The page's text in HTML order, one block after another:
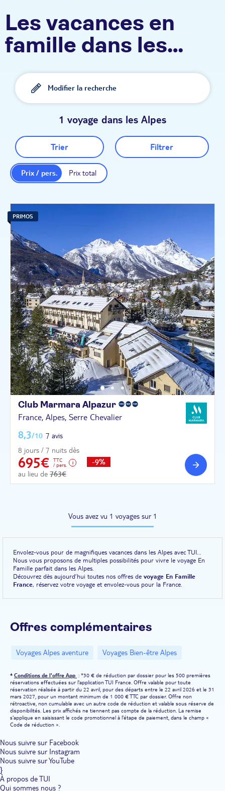
Les vacances en
famille dans les
Alpes TUI
Modifier la recherche
1 voyage dans les Alpes
Trier Filtrer
Prix total
Prix / pers.
PRIMOS
Club Marmara Alpazur
France, Alpes, Serre Chevalier
8,3/10 7 avis
8 jours / 7 nuits dès
695€
TTC
/ pers.
au lieu de 763€
-9%
Vous avez vu 1 voyages sur 1
Envolez-vous pour de magnifiques vacances dans les Alpes avec TUI...
Nous vous proposons de multiples possibilités pour vivre le voyage En
Famille parfait dans les Alpes.
Découvrez dès aujourd’hui toutes nos offres de voyage En Famille
France, réservez votre voyage et envolez-vous pour la France.
Offres complémentaires
Voyages Alpes aventure Voyages Bien-être Alpes
* Conditions de l'offre App : *30 € de réduction par dossier pour les 500 premières
réservations effectuées sur l'application TUI France. Offre valable pour toute
réservation réalisée à partir du 22 avril, pour des départs entre le 22 avril 2026 et le 31
mars 2027, pour un montant minimum de 1 000 € TTC par dossier. Offre non
rétroactive, non cumulable avec un autre code de réduction et valable sous réserve de
disponibilités. Les prix affichés ne tiennent pas compte de la réduction. La remise
s'applique en saisissant le code promotionnel à l'étape de paiement, dans le champ «
Code de réduction ».
Nous suivre sur Facebook
Nous suivre sur Instagram
Nous suivre sur YouTube
}
À propos de TUI
Qui sommes nous ?